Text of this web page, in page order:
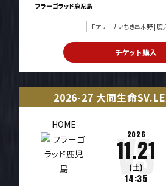
フラーゴラッド鹿児島
Fアリーナいちき串木野 | 鹿
チケット購入
2026-27 大同生命
HOME
2026
11.21
(土)
14:35